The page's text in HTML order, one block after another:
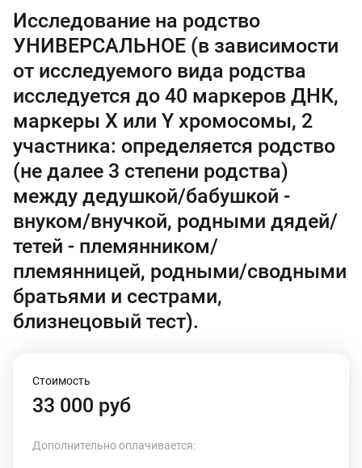
Исследование на родство
УНИВЕРСАЛЬНОЕ (в зависимости
от исследуемого вида родства
исследуется до 40 маркеров ДНК,
маркеры Х или Y хромосомы, 2
участника: определяется родство
(не далее 3 степени родства)
между дедушкой/бабушкой -
внуком/внучкой, родными дядей/
тетей - племянником/
племянницей, родными/сводными
братьями и сестрами,
близнецовый тест).
Стоимость
33 000 руб
Дополнительно оплачивается: